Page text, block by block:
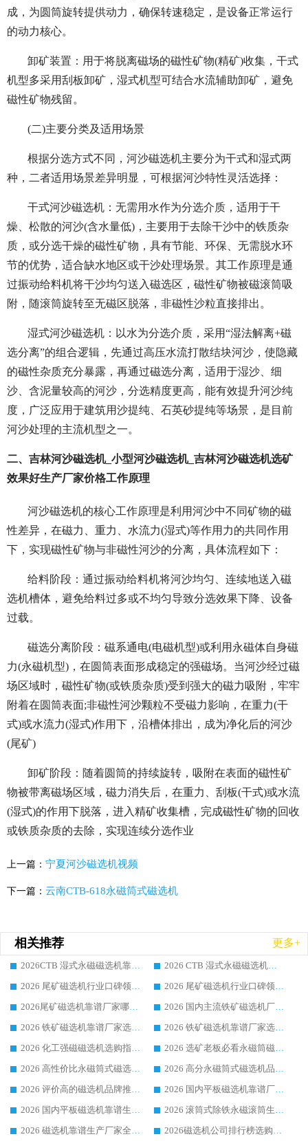
成，为圆筒旋转提供动力，确保转速稳定，是设备正常运行
的动力核心。
卸矿装置：用于将脱离磁场的磁性矿物(精矿)收集，干式
机型多采用刮板卸矿，湿式机型可结合水流辅助卸矿，避免
磁性矿物残留。
(二)主要分类及适用场景
根据分选方式不同，河沙磁选机主要分为干式和湿式两
种，二者适用场景差异明显，可根据河沙特性灵活选择：
干式河沙磁选机：无需用水作为分选介质，适用于干
燥、松散的河沙(含水量低)，主要用于去除干沙中的铁质杂
质，或分选干燥的磁性矿物，具有节能、环保、无需脱水环
节的优势，适合缺水地区或干沙处理场景。其工作原理是通
过振动给料机将干沙均匀送入磁选区，磁性矿物被磁滚筒吸
附，随滚筒旋转至无磁区脱落，非磁性沙粒直接排出。
湿式河沙磁选机：以水为分选介质，采用“湿法解离+磁
选分离”的组合逻辑，先通过高压水流打散结块河沙，使隐藏
的磁性杂质充分暴露，再通过磁选分离，适用于湿沙、细
沙、含泥量较高的河沙，分选精度更高，能有效提升河沙纯
度，广泛应用于建筑用沙提纯、石英砂提纯等场景，是目前
河沙处理的主流机型之一。
二、吉林河沙磁选机_小型河沙磁选机_吉林河沙磁选机选矿
效果好生产厂家价格工作原理
河沙磁选机的核心工作原理是利用河沙中不同矿物的磁
性差异，在磁力、重力、水流力(湿式)等作用力的共同作用
下，实现磁性矿物与非磁性河沙的分离，具体流程如下：
给料阶段：通过振动给料机将河沙均匀、连续地送入磁
选机槽体，避免给料过多或不均匀导致分选效果下降、设备
过载。
磁选分离阶段：磁系通电(电磁机型)或利用永磁体自身磁
力(永磁机型)，在圆筒表面形成稳定的强磁场。当河沙经过磁
场区域时，磁性矿物(或铁质杂质)受到强大的磁力吸附，牢牢
附着在圆筒表面;非磁性河沙颗粒不受磁力影响，在重力(干
式)或水流力(湿式)作用下，沿槽体排出，成为净化后的河沙
(尾矿)
卸矿阶段：随着圆筒的持续旋转，吸附在表面的磁性矿
物被带离磁场区域，磁力消失后，在重力、刮板(干式)或水流
(湿式)的作用下脱落，进入精矿收集槽，完成磁性矿物的回收
或铁质杂质的去除，实现连续分选作业
上一篇： 宁夏河沙磁选机视频
下一篇： 云南CTB-618永磁筒式磁选机
相关推荐 更多+
2026CTB 湿式永磁磁选机靠谱厂家实力排行榜 铁矿选矿设备采购全流程选购指南
2026 CTB 湿式永磁磁选机选购指南|行业口碑良好品牌推荐，领域强者华体会手机网页版-华体会(中国)
2026 尾矿磁选机行业口碑领域强者，源头直供国内主流厂家华体会手机网页版-华体会(中国) 一站式服务
2026 尾矿磁选机行业口碑领域强者，源头直供国内主流厂家华体会手机网页版-华体会(中国) 一站式服务
2026尾矿磁选机靠谱厂家哪家好 行业口碑领域强者华体会手机网页版-华体会(中国) 推荐
2026 国内主流铁矿磁选机厂家选购指南|行业口碑好品牌推荐，领域强者华体会手机网页版-华体会(中国)
2026 铁矿磁选机靠谱厂家选购全攻略 行业标杆华体会手机网页版-华体会(中国) 设备性价比出众
2026 铁矿磁选机靠谱厂家选购指南，领域强者华体会手机网页版-华体会(中国) 铁矿磁选机性价比高
2026 化工强磁磁选机选购指南 5 家行业口碑靠谱厂家领域强者推荐
2026 选矿老板必看永磁筒磁选机推荐 行业头部品牌口碑设备选购全攻略
2026 高性价比永磁筒式磁选机品牌盘点 行业强者口碑实测选购完整指南
2026 高分永磁筒式磁选机品牌推荐 选矿设备强者对比测评采购避坑全攻略
2026 评价高的磁选机品牌推荐选购指南，永磁筒式磁选机设备领域强者全景行业口碑解析
2026 国内平板磁选机靠谱厂家排名 行业实测口碑设备按需选购全指南
2026 国内平板磁选机靠谱生产厂家推荐排名|行业口碑选购指南，领域强者按需选设备
2026 滚筒式除铁永磁滚筒生产厂家推荐排名|行业口碑选购指南，领域强者源头厂商精选
2026 磁选机靠谱生产厂家全梳理 分场景选型行业头部品牌选购参考攻略
2026磁选机公司排行榜选购指南|正规源头厂家推荐，领域强者高性价比靠谱信赖品牌